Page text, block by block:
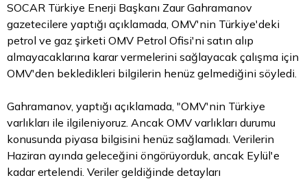
SOCAR Türkiye Enerji Başkanı Zaur Gahramanov
gazetecilere yaptığı açıklamada, OMV'nin Türkiye'deki
petrol ve gaz şirketi OMV Petrol Ofisi'ni satın alıp
almayacaklarına karar vermelerini sağlayacak çalışma için
OMV'den bekledikleri bilgilerin henüz gelmediğini söyledi.
Gahramanov, yaptığı açıklamada, "OMV'nin Türkiye
varlıkları ile ilgileniyoruz. Ancak OMV varlıkları durumu
konusunda piyasa bilgisini henüz sağlamadı. Verilerin
Haziran ayında geleceğini öngörüyorduk, ancak Eylül'e
kadar ertelendi. Veriler geldiğinde detayları